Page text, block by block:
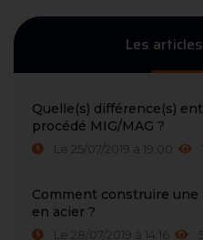
Les
Quelle(s) différence(s)
procédé MIG/MAG ?
Le 25/07/2019 à 19:00
Comment construire
en acier ?
Le 28/07/2019 à 14:16